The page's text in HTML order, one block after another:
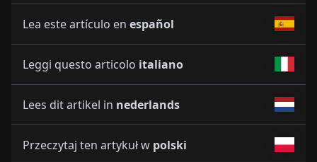
Lea este artículo en español
Leggi questo articolo italiano
Lees dit artikel in nederlands
Przeczytaj ten artykuł w polski